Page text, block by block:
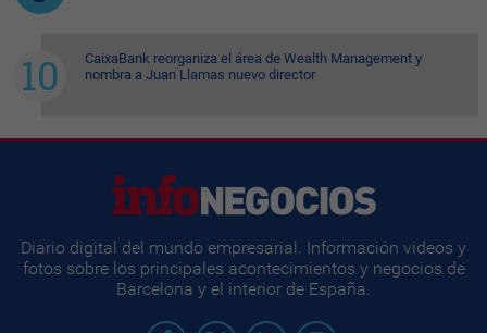
CaixaBank reorganiza el área de Wealth Management y
nombra a Juan Llamas nuevo director
Diario digital del mundo empresarial. Información videos y
fotos sobre los principales acontecimientos y negocios de
Barcelona y el interior de España.